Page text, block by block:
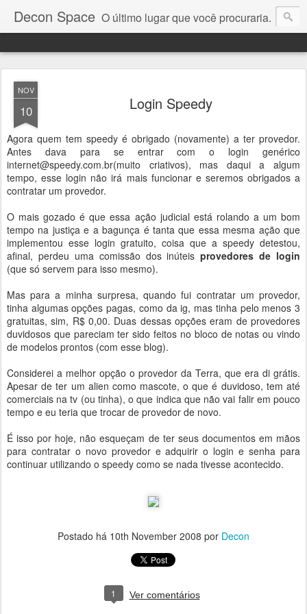
Decon Space O último lugar que você procuraria.
NOV
10 Login Speedy
Agora quem tem speedy é obrigado (novamente) a ter provedor.
Antes dava para se entrar com o login genérico
internet@speedy.com.br(muito criativos), mas daqui a algum
tempo, esse login não irá mais funcionar e seremos obrigados a
contratar um provedor.
O mais gozado é que essa ação judicial está rolando a um bom
tempo na justiça e a bagunça é tanta que essa mesma ação que
implementou esse login gratuito, coisa que a speedy detestou,
afinal, perdeu uma comissão dos inúteisprovedores de login
(que só servem para isso mesmo).
Mas para a minha surpresa, quando fui contratar um provedor,
tinha algumas opções pagas, como da ig, mas tinha pelo menos 3
gratuitas, sim, R$ 0,00. Duas dessas opções eram de provedores
duvidosos que pareciam ter sido feitos no bloco de notas ou vindo
de modelos prontos (com esse blog).
Considerei a melhor opção o provedor da Terra, que era di grátis.
Apesar de ter um alien como mascote, o que é duvidoso, tem até
comerciais na tv (ou tinha), o que indica que não vai falir em pouco
tempo e eu teria que trocar de provedor de novo.
É isso por hoje, não esqueçam de ter seus documentos em mãos
para contratar o novo provedor e adquirir o login e senha para
continuar utilizando o speedy como se nada tivesse acontecido.
Postado há 10th November 2008 por Decon
1 Ver comentários